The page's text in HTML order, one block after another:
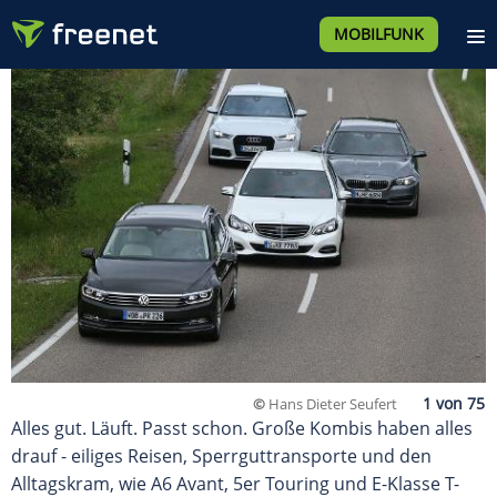
MOBILFUNK
© Hans Dieter Seufert
Alles gut. Läuft. Passt schon. Große Kombis haben alles
drauf - eiliges Reisen, Sperrguttransporte und den
Alltagskram, wie A6 Avant, 5er Touring und E-Klasse T-